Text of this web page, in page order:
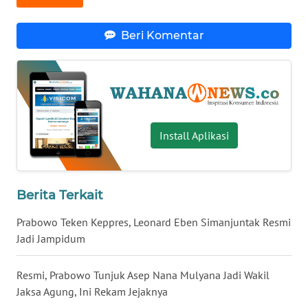
Beri Komentar
Install Aplikasi
Berita Terkait
Prabowo Teken Keppres, Leonard Eben Simanjuntak Resmi
Jadi Jampidum
Resmi, Prabowo Tunjuk Asep Nana Mulyana Jadi Wakil
Jaksa Agung, Ini Rekam Jejaknya
WN
WN
SUMBAR
WN
SUMSEL
WN
BENGKULU
WN
LAMPUNG
WN
JATENG